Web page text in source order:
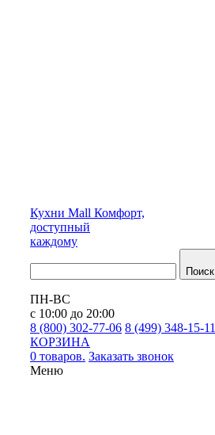
Кухни Mall Комфорт,
доступный
каждому
Поиск
ПН-ВС
с 10:00 до 20:00
8 (800) 302-77-06 8 (499) 348-15-11
КОРЗИНА
0 товаров. Заказать звонок
Меню